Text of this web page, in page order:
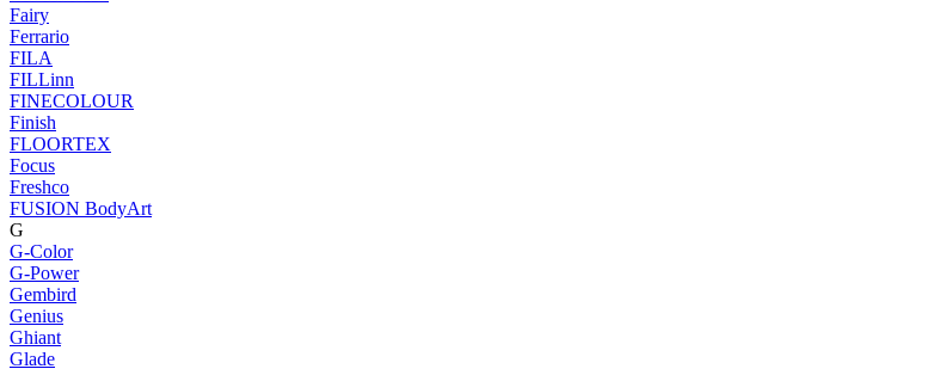
Fairy
Ferrario
FILA
FILLinn
FINECOLOUR
Finish
FLOORTEX
Focus
Freshco
FUSION BodyArt
G
G-Color
G-Power
Gembird
Genius
Ghiant
Glade